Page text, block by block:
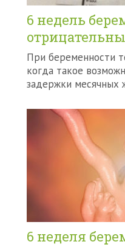
6 недель
При беременности
когда такое
задержки
6 неделя